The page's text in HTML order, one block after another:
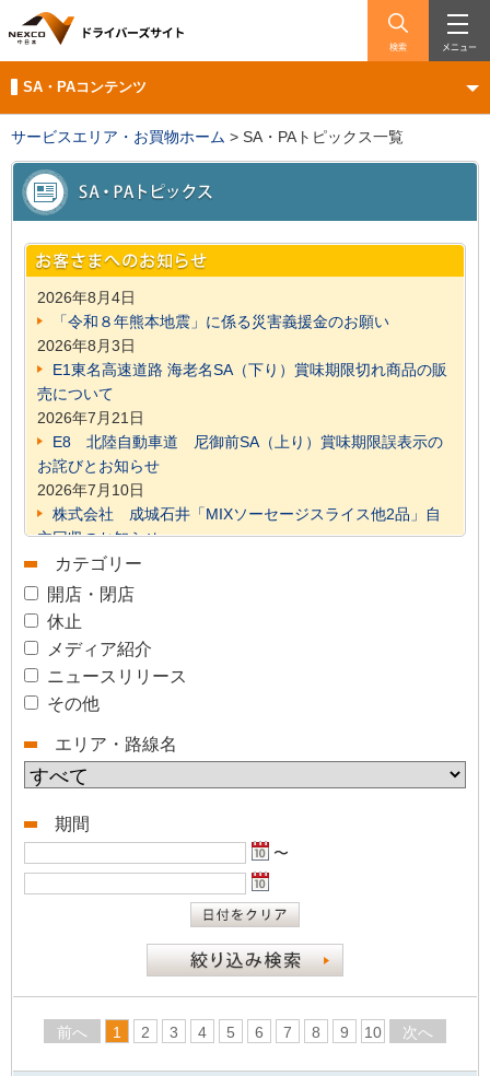
検索 メニュー
SA・PAコンテンツ
サービスエリア・お買物ホーム > SA・PAトピックス一覧
2026年8月4日
「令和８年熊本地震」に係る災害義援金のお願い
2026年8月3日
E1東名高速道路 海老名SA（下り）賞味期限切れ商品の販
売について
2026年7月21日
E8 北陸自動車道 尼御前SA（上り）賞味期限誤表示の
お詫びとお知らせ
2026年7月10日
株式会社 成城石井「MIXソーセージスライス他2品」自
主回収のお知らせ
2026年6月26日
株式会社ありあけ「横濱ハーバー ダブルマロン」自主回
収のお知らせ
2026年5月19日
E1A 新名神高速道路 土山SA（集約）フードコート自動
券売機の過収受に関するお詫びとお知らせ
2025年8月26日
ルジュサービスにおけるリモートによる案内業務の実施につ
いて
E1 東名 足柄SA（下り）ガスステーション・水素ステ
一部のエリアでは「ハイウェイスタンプ」がご利用いた
だけません
「北陸道のサービスエリアで使える！200円割引クーポ
ン」の利用可能箇所について
カテゴリー
開店・閉店
休止
メディア紹介
ニュースリリース
その他
エリア・路線名
期間
〜
前へ 1 2 3 4 5 6 7 8 9 10 次へ